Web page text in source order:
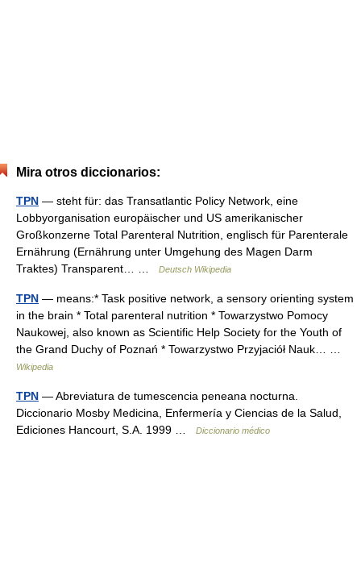
Mira otros diccionarios:
TPN — steht für: das Transatlantic Policy Network, eine
Lobbyorganisation europäischer und US amerikanischer
Großkonzerne Total Parenteral Nutrition, englisch für Parenterale
Ernährung (Ernährung unter Umgehung des Magen Darm
Traktes) Transparent… …
Deutsch Wikipedia
TPN — means:* Task positive network, a sensory orienting system
in the brain * Total parenteral nutrition * Towarzystwo Pomocy
Naukowej, also known as Scientific Help Society for the Youth of
the Grand Duchy of Poznań * Towarzystwo Przyjaciół Nauk… …
Wikipedia
TPN — Abreviatura de tumescencia peneana nocturna.
Diccionario Mosby Medicina, Enfermería y Ciencias de la Salud,
Ediciones Hancourt, S.A. 1999 …
Diccionario médico